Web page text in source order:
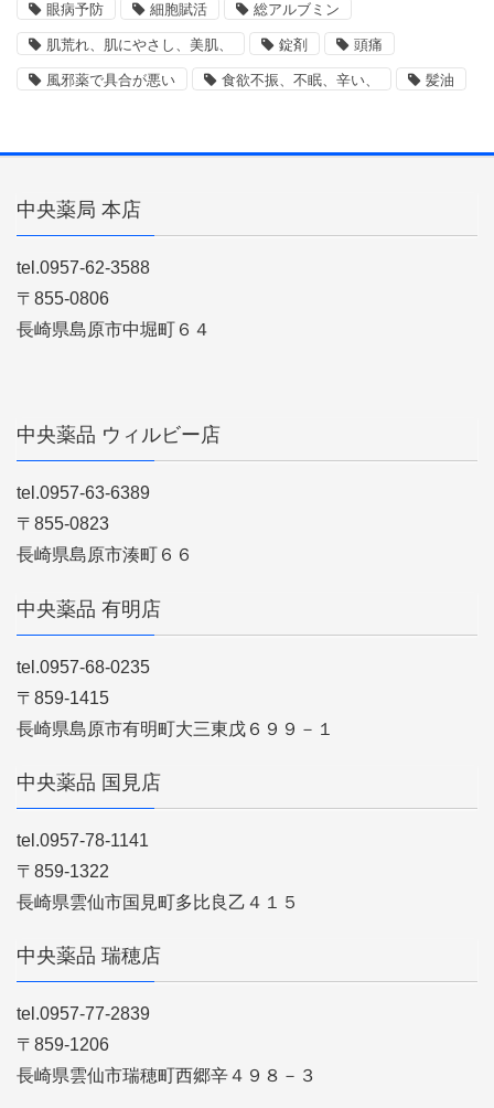
眼病予防 細胞賦活 総アルブミン
肌荒れ、肌にやさし、美肌、 錠剤 頭痛
風邪薬で具合が悪い 食欲不振、不眠、辛い、 髪油
中央薬局 本店
tel.0957-62-3588
〒855-0806
長崎県島原市中堀町６４
中央薬品 ウィルビー店
tel.0957-63-6389
〒855-0823
長崎県島原市湊町６６
中央薬品 有明店
tel.0957-68-0235
〒859-1415
長崎県島原市有明町大三東戊６９９－１
中央薬品 国見店
tel.0957-78-1141
〒859-1322
長崎県雲仙市国見町多比良乙４１５
中央薬品 瑞穂店
tel.0957-77-2839
〒859-1206
長崎県雲仙市瑞穂町西郷辛４９８－３